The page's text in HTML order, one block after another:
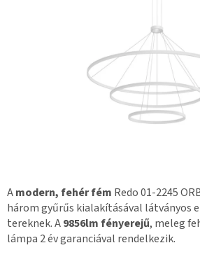
Amodern, fehér fém Redo 01-2245
három gyűrűs kialakításával látványos
tereknek. A9856lm fényerejű, meleg
lámpa 2 év garanciával rendelkezik.